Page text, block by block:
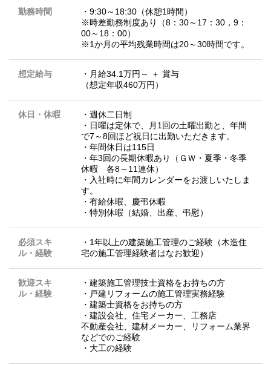
勤務時間
・9:30～18:30（休憩1時間）
※時差勤務制度あり（8：30～17：30，9：
00～18：00）
※1か月の平均残業時間は20～30時間です。
想定給与
・月給34.1万円～ ＋ 賞与
（想定年収460万円）
休日・休暇
・週休二日制
・日曜は定休で、月1回の土曜出勤と、年間
で7～8回ほど祝日に出勤いただきます。
・年間休日は115日
・年3回の長期休暇あり（ＧＷ・夏季・冬季
休暇 各8～11連休）
・入社時に年間カレンダーをお渡しいたしま
す。
・有給休暇、慶弔休暇
・特別休暇（結婚、出産、弔慰）
必須スキ
ル・経験
・1年以上の建築施工管理のご経験（木造住
宅の施工管理経験者はなお歓迎）
歓迎スキ
ル・経験
・建築施工管理技士資格をお持ちの方
・戸建リフォームの施工管理実務経験
・建築士資格をお持ちの方
・建設会社、住宅メーカー、工務店
不動産会社、建材メーカー、リフォーム業界
などでのご経験
・大工の経験